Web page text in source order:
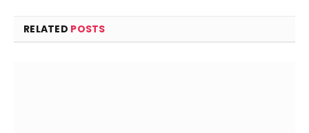
RELATED POSTS